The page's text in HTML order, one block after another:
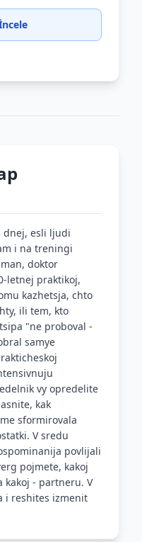
dnej, esli ljudi
i na treningi
doktor
letnej praktikoj,
kazhetsja, chto
ili tem, kto
"ne proboval -
samye
vy opredelite
kak
sformirovala
V sredu
povlijali
pojmete, kakoj
kakoj - partneru. V
i reshites izmenit